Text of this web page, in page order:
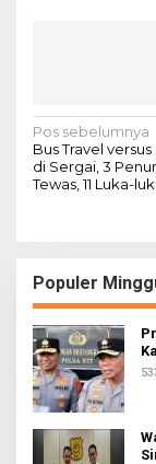
N
a
v
a
s
i
p
o
s
Pos sebelumnya
Bus Travel
di Sergai, 3
Tewas, 11 Luka-
Populer